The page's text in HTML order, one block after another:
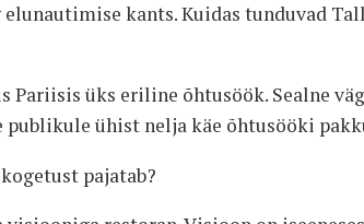
kants. Kuidas tunduvad
Pariisis üks eriline õhtusöök. Sealne
ühist nelja käe õhtusööki
pajatab?